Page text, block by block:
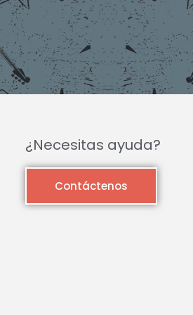
¿Necesitas ayuda?
Contáctenos